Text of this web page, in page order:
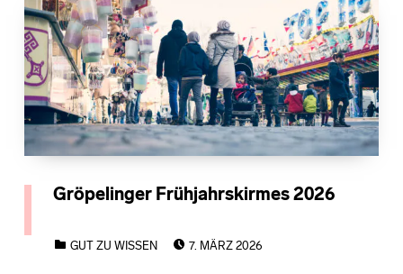
Gröpelinger Frühjahrskirmes 2026
GUT ZU WISSEN
7. MÄRZ 2026